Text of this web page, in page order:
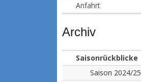
Anfahrt
Archiv
Saisonrückblicke
Saison 2024/25